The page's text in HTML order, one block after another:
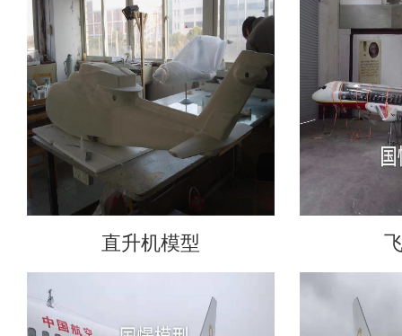
直升机模型